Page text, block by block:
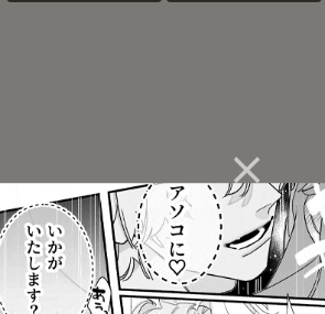
みたしてうそつきねこか
ぶり
お気に入り
ぜんぶしらない
お気に入り